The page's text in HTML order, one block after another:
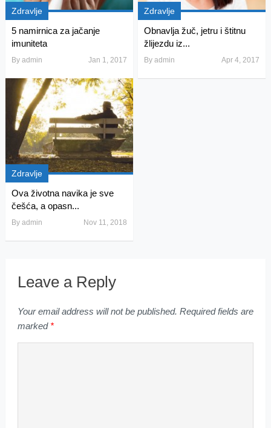
Zdravlje
5 namirnica za jačanje
imuniteta
By admin Jan 1, 2017
Zdravlje
Obnavlja žuč, jetru i štitnu
žlijezdu iz...
Byadmin Apr 4, 2017
Zdravlje
Ova životna navika je sve
češća, a opasn...
By admin Nov 11, 2018
Leave a Reply
Your email address will not be published. Required fields are
marked *